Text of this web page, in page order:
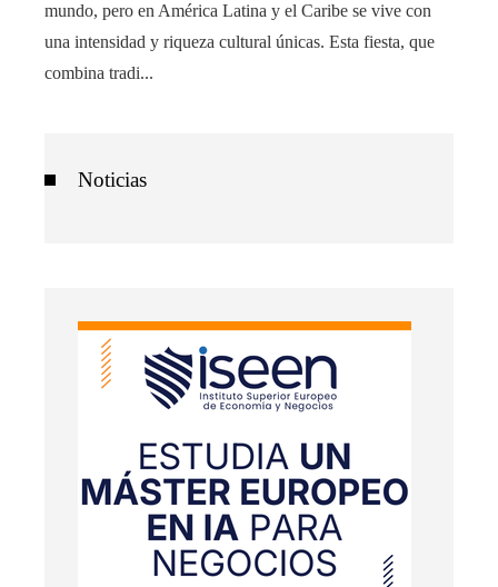
mundo, pero en América Latina y el Caribe se vive con
una intensidad y riqueza cultural únicas. Esta fiesta, que
combina tradi...
Noticias